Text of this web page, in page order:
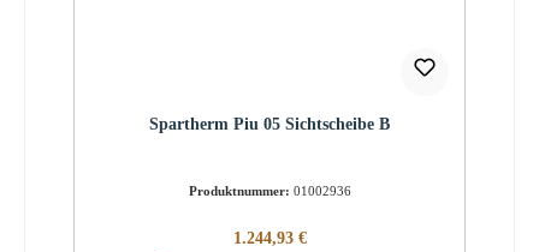
Spartherm Piu 05 Sichtscheibe B
Produktnummer: 01002936
Regulärer Preis:
1.244,93 €